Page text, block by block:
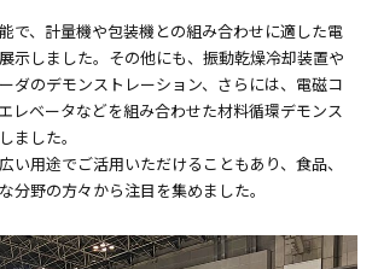
で、計量機や包装機との組み合わせに適した電
示しました。その他にも、振動乾燥冷却装置や
ダのデモンストレーション、さらには、電磁コ
レベータなどを組み合わせた材料循環デモンス
ました。
い用途でご活用いただけることもあり、食品、
分野の方々から注目を集めました。